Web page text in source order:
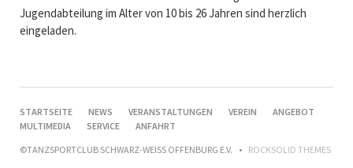
Jugendabteilung im Alter von 10 bis 26 Jahren sind herzlich
eingeladen.
NAVIGATION
ÜBERSPRINGEN
STARTSEITE NEWS VERANSTALTUNGEN VEREIN
ANGEBOT
MULTIMEDIA
SERVICE
ANFAHRT
©TANZSPORTCLUB SCHWARZ-WEISS OFFENBURG E.V.
ROCKSOLID THEMES